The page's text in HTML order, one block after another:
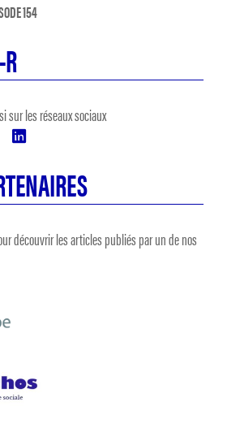
154
sur les réseaux sociaux
découvrir les articles publiés par un de nos